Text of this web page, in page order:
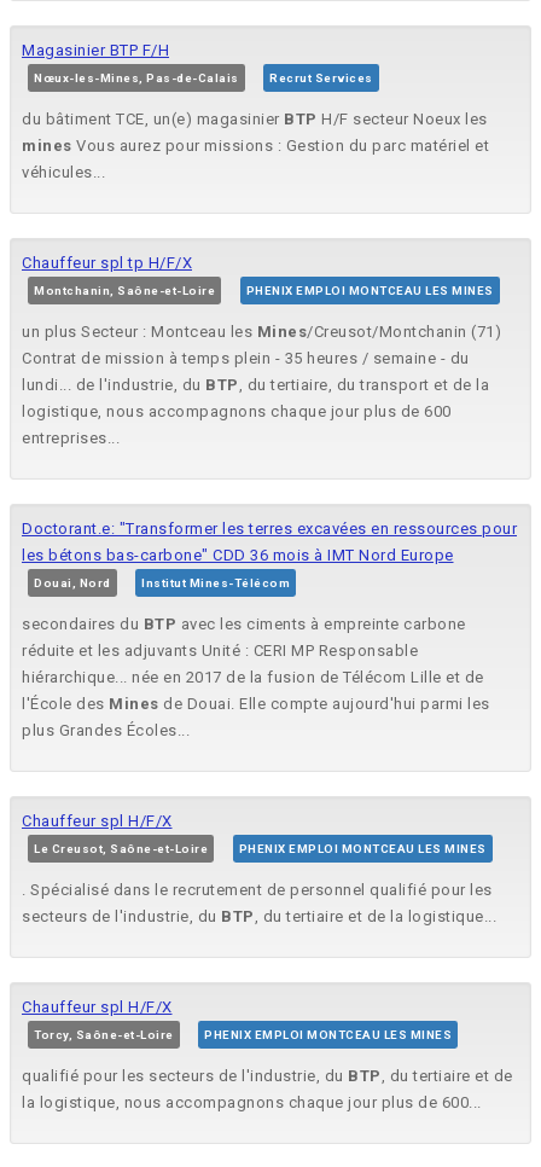
Magasinier BTP F/H
Nœux-les-Mines, Pas-de-Calais Recrut Services
du bâtiment TCE, un(e) magasinier BTP H/F secteur Noeux les
mines Vous aurez pour missions : Gestion du parc matériel et
véhicules...
Chauffeur spl tp H/F/X
Montchanin, Saône-et-Loire PHENIX EMPLOI MONTCEAU LES MINES
un plus Secteur : Montceau les Mines/Creusot/Montchanin (71)
Contrat de mission à temps plein - 35 heures / semaine - du
lundi... de l'industrie, du BTP, du tertiaire, du transport et de la
logistique, nous accompagnons chaque jour plus de 600
entreprises...
Doctorant.e: "Transformer les terres excavées en ressources pour
les bétons bas-carbone" CDD 36 mois à IMT Nord Europe
Douai, Nord Institut Mines-Télécom
secondaires du BTP avec les ciments à empreinte carbone
réduite et les adjuvants Unité : CERI MP Responsable
hiérarchique... née en 2017 de la fusion de Télécom Lille et de
l'École des Mines de Douai. Elle compte aujourd'hui parmi les
plus Grandes Écoles...
Chauffeur spl H/F/X
Le Creusot, Saône-et-Loire PHENIX EMPLOI MONTCEAU LES MINES
. Spécialisé dans le recrutement de personnel qualifié pour les
secteurs de l'industrie, du BTP , du tertiaire et de la logistique...
Chauffeur spl H/F/X
Torcy, Saône-et-Loire PHENIX EMPLOI MONTCEAU LES MINES
qualifié pour les secteurs de l'industrie, du BTP, du tertiaire et de
la logistique, nous accompagnons chaque jour plus de 600...